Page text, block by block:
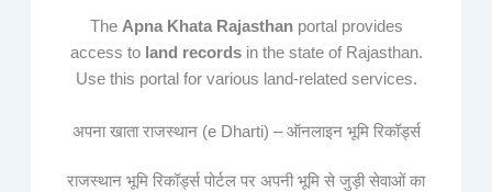
The Apna Khata Rajasthanportal provides
access to land recordsin the state of Rajasthan.
Use this portal for various land-related services.
अपना खाता राजस्थान (e Dharti) – ऑनलाइन भूमि रिकॉर्ड्स
राजस्थान भूमि रिकॉर्ड्स पोर्टल पर अपनी भूमि से जुड़ी सेवाओं का